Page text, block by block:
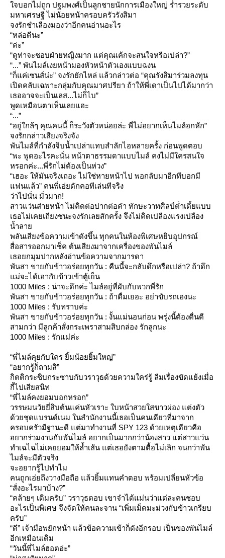
จบอกไม่ถูก ปฐมพงศ์เป็นลูกชายนักการเมืองใหญ่ ร่ำรวยระดับ
มหาเศรษฐี ไม่น้อยหน้าครอบครัวรังสิมา
จงรักชำเลืองมองว่าอีกคนอ่านอะไร
“หล่อดีนะ”
“ค่ะ”
“ดูท่าจะชอบฝ่ายหญิงมาก แต่คุณเค้กจะสนใจหรือเปล่า?”
“...” พันไมล์เงยหน้ามองหัวหน้าตัวเองแบบฉงน
“ก็แค่เซนส์น่ะ” จงรักยักไหล่ แล้วกล่าวต่อ “คุณรังสิมาร่วมลงทุน
เปิดคลับเฉพาะกลุ่มกับคุณมาศปรียา ถ้าให้พี่เดาเป็นไปได้มากว่า
เธออาจจะเป็นเลส...ไม่ก็ไบ”
พูดเหมือนตาเห็นเลยแฮะ
“...”
“อยู่ใกล้ๆ คุณคนนี้ ก็ระวังตัวหน่อยล่ะ พี่ไม่อยากเห็นไมล์อกหัก”
จงรักกล่าวเสียงจริงจัง
พันไมล์ที่กำลังจิบน้ำเปล่าแทบสำลักไอหลายครั้ง ก่อนพูดตอบ
“พะ พูดอะไรคะนั่น หน้าตาธรรมดาแบบไมล์ คงไม่มีใครสนใจ
หรอกค่ะ...พี่รักไม่ต้องเป็นห่วง”
“เฮอะ ให้มันจริงเถอะ ไม่ใช่หายหน้าไป พอกลับมาอีกทีบอกมี
ฟนแล้ว” คนพี่เอ่ยดักคอทีเล่นทีจริง
ว่าไปนั่น มั่วมาก!
สาวแว่นส่ายหน้า ไม่คิดต่อปากต่อคำ ทักษะวาทศิลป์ต่ำเตี้ยแบบ
เธอไม่เคยเถียงชนะจงรักเลยสักครั้ง จึงไม่คิดเปลืองแรงเปลือง
น้ำลา
พลันเสียงข้อความเข้าดังขึ้น ทุกคนในห้องพิเศษหยิบอุปกรณ์
สื่อสารออกมาเช็ค ต้นเสียงมาจากเครื่องของพันไมล์
เธอยกมุมปากหลังอ่านข้อความจากมารดา
พันสา ขายกับข้าวอร่อยทุกวัน : คืนนี้จะกลับดึกหรือเปล่า? ถ้าดึก
ม่จะได้เอากับข้าวเข้าตู้เย็น
1000 Miles : น่าจะดึกค่ะ ไมล์อยู่ที่ผับกับพวกพี่รัก
พันสา ขายกับข้าวอร่อยทุกวัน : ถ้าดื่มเยอะ อย่าขับรถเองนะ
1000 Miles : รับทราบค่ะ
พันสา ขายกับข้าวอร่อยทุกวัน : งั้นแม่นอนก่อน พรุ่งนี้ต้องตื่นตี
สามกว่า มีลูกค้าสั่งกระเพราสามสิบกล่อง รักลูกนะ
1000 Miles : รักแม่ค่ะ
“พี่ไมล์คุยกับใคร ยิ้มน้อยยิ้มใหญ่”
“อยากรู้ก็ถามสิ”
กิตติกระซิบกระซาบกับวราวุธด้วยความใคร่รู้ ลืมเรื่องขัดแย้งเมื่อ
กี้ไปเสียสนิท
“พี่ไมล์คงยอมบอกหรอก”
วรรษมนวัยยี่สิบต้นแค่นหัวเราะ ใบหน้าสวยใสขาวผ่อง แต่งตัว
ด้วยชุดแบรนด์เนม ในสำนักงานนี้เธอเป็นคนเดียวที่มาจาก
ครอบครัวมีฐานะดี แต่มาทำงานที่ SPY 123 ด้วยเหตุเดียวคือ
อยากร่วมงานกับพันไมล์ อยากเป็นมากกว่าน้องสาว แต่สาวแว่น
ทำเฉไฉไม่เคยยอมให้ล้ำเส้น แต่เธอยังตามตื้อไม่เลิก จนกว่าพัน
ไมล์จะมีตัวจริง
จะอยากรู้ไปทำไม
คนถูกเอ่ยถึงวางมือถือ แล้วยิ้มแทนคำตอบ พร้อมเปลี่ยนหัวข้อ
“สั่งอะไรมาบ้าง?”
“คล้ายๆ เดิมครับ” วราวุธตอบ เขาจำได้แม่นว่าแต่ละคนชอบ
อะไรเป็นพิเศษ จึงจัดให้คนละจาน “เพิ่มเม็ดมะม่วงกับข้าวเกรียบ
ครับ”
“ดี” เจ้ามือพยักหน้า แล้วข้อความเข้าก็ดังอีกรอบ เป็นของพันไมล์
อีกเหมือนเดิม
“วันนี้พี่ไมล์ฮอตอ่ะ”